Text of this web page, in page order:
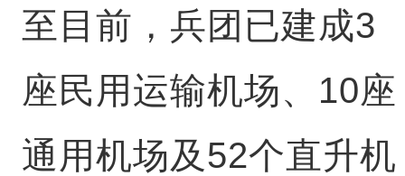
至目前，兵团已建成3
座民用运输机场、10座
通用机场及52个直升机